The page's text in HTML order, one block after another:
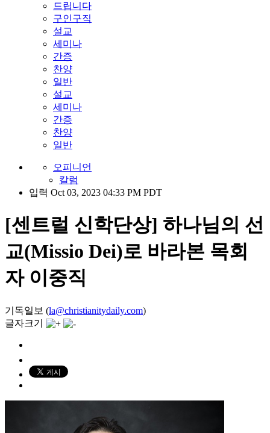
드립니다
구인구직
설교
세미나
간증
찬양
일반
설교
세미나
간증
찬양
일반
오피니언
칼럼
입력 Oct 03, 2023 04:33 PM PDT
[센트럴 신학단상] 하나님의 선
교(Missio Dei)로 바라본 목회
자 이중직
기독일보 (la@christianitydaily.com)
글자크기